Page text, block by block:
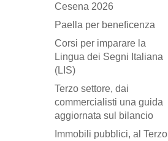
Cesena 2026
Paella per beneficenza
Corsi per imparare la
Lingua dei Segni Italiana
(LIS)
Terzo settore, dai
commercialisti una guida
aggiornata sul bilancio
Immobili pubblici, al Terzo